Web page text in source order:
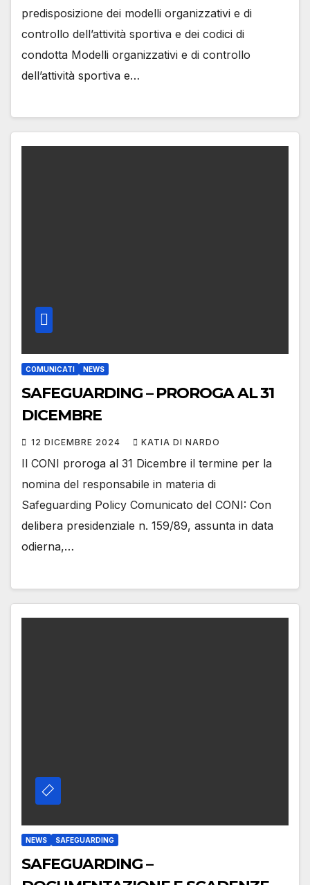
predisposizione dei modelli organizzativi e di
controllo dell’attività sportiva e dei codici di
condotta Modelli organizzativi e di controllo
dell’attività sportiva e…
COMUNICATI NEWS
SAFEGUARDING – PROROGA AL 31
DICEMBRE
12 DICEMBRE 2024 KATIA DI NARDO
Il CONI proroga al 31 Dicembre il termine per la
nomina del responsabile in materia di
Safeguarding Policy Comunicato del CONI: Con
delibera presidenziale n. 159/89, assunta in data
odierna,…
NEWS SAFEGUARDING
SAFEGUARDING –